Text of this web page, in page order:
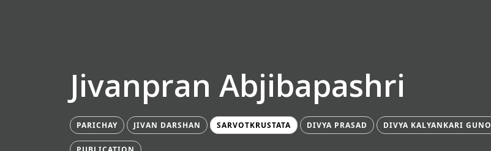
Jivanpran Abjibapashri
PARICHAY JIVAN DARSHAN SARVOTKRUSTATA DIVYA PRASAD DIVYA KALYANKARI GUNO